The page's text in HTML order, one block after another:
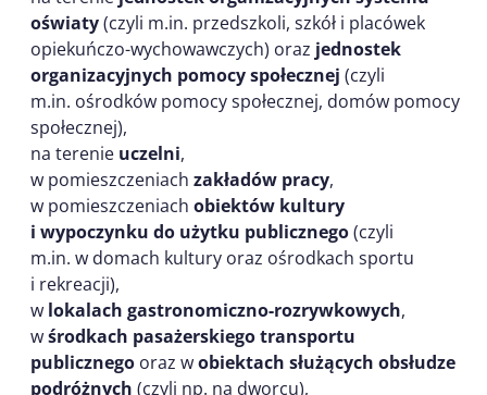
oświaty(czyli m.in. przedszkoli, szkół i placówek
opiekuńczo-wychowawczych) oraz jednostek
organizacyjnych pomocy społecznej (czyli
m.in. ośrodków pomocy społecznej, domów pomocy
społecznej),
na terenie uczelni,
w pomieszczeniach zakładów pracy,
w pomieszczeniach obiektów kultury
i wypoczynku do użytku publicznego(czyli
m.in. w domach kultury oraz ośrodkach sportu
i rekreacji),
w lokalach gastronomiczno-rozrywkowych,
wśrodkach pasażerskiego transportu
publicznego oraz wobiektach służących obsłudze
podróżnych (czyli np. na dworcu),